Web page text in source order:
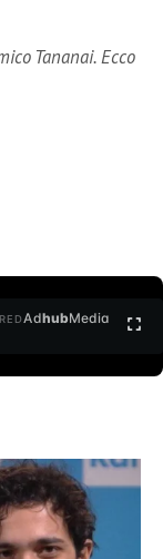
Tananai. Ecco
AdhubMedia